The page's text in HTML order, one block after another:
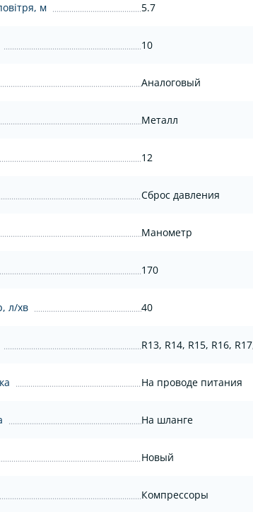
м 5.7
10
Аналоговый
Металл
12
Сброс давления
Манометр
170
л/хв 40
R13, R14, R15, R16,
На проводе питания
На шланге
Новый
Компрессоры